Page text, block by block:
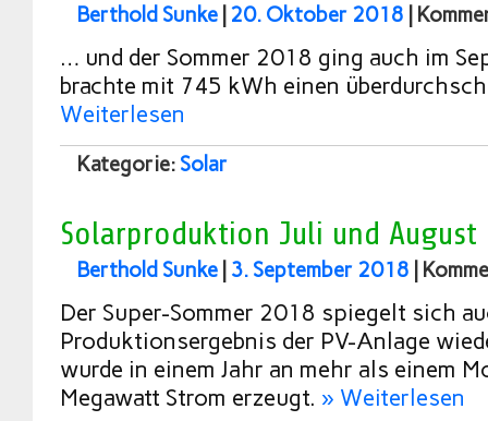
Berthold Sunke 20. Oktober 2018
… und der Sommer 2018 ging auch im
brachte mit 745 kWh einen
Weiterlesen
Kategorie: Solar
Solarproduktion Juli und August
Berthold Sunke 3. September 2018
Der Super-Sommer 2018 spiegelt sich
Produktionsergebnis der PV-Anlage
wurde in einem Jahr an mehr als einem
Megawatt Strom erzeugt. » Weiterlesen